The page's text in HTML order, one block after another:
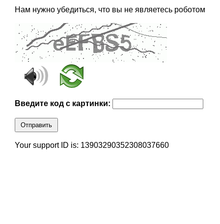
Нам нужно убедиться, что вы не являетесь роботом
Введите код с картинки:
Отправить
Your support ID is: 13903290352308037660